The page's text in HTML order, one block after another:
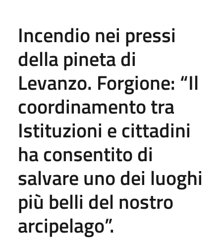
Incendio nei pressi
della pineta di
Levanzo. Forgione: “Il
coordinamento tra
Istituzioni e cittadini
ha consentito di
salvare uno dei luoghi
più belli del nostro
arcipelago”.